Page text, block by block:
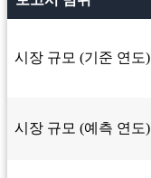
시장 규모 (기준 연도)
시장 규모 (예측 연도)